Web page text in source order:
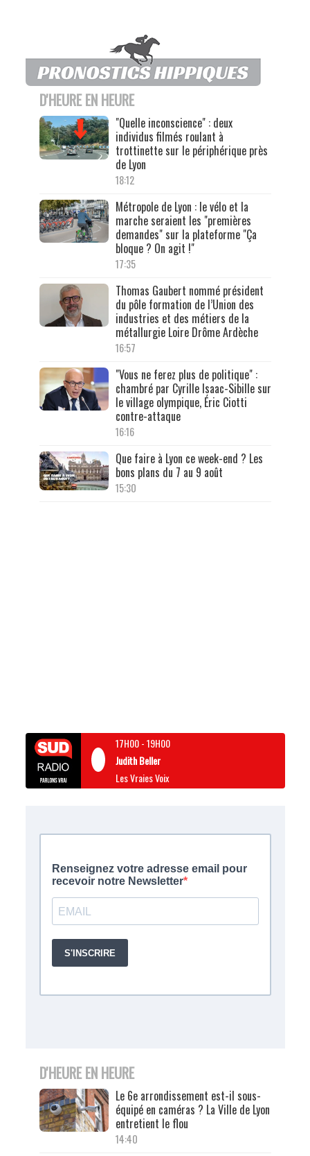
D'HEURE EN HEURE
"Quelle inconscience" : deux
individus filmés roulant à
trottinette sur le périphérique près
de Lyon
18:12
Métropole de Lyon : le vélo et la
marche seraient les "premières
demandes" sur la plateforme "Ça
bloque ? On agit !"
17:35
Thomas Gaubert nommé président
du pôle formation de l’Union des
industries et des métiers de la
métallurgie Loire Drôme Ardèche
16:57
"Vous ne ferez plus de politique" :
chambré par Cyrille Isaac-Sibille sur
le village olympique, Éric Ciotti
contre-attaque
16:16
Que faire à Lyon ce week-end ? Les
bons plans du 7 au 9 août
15:30
17H00-19H00
Judith Beller
Les Vraies Voix
D'HEURE EN HEURE
Le 6e arrondissement est-il sous-
équipé en caméras ? La Ville de Lyon
entretient le flou
14:40